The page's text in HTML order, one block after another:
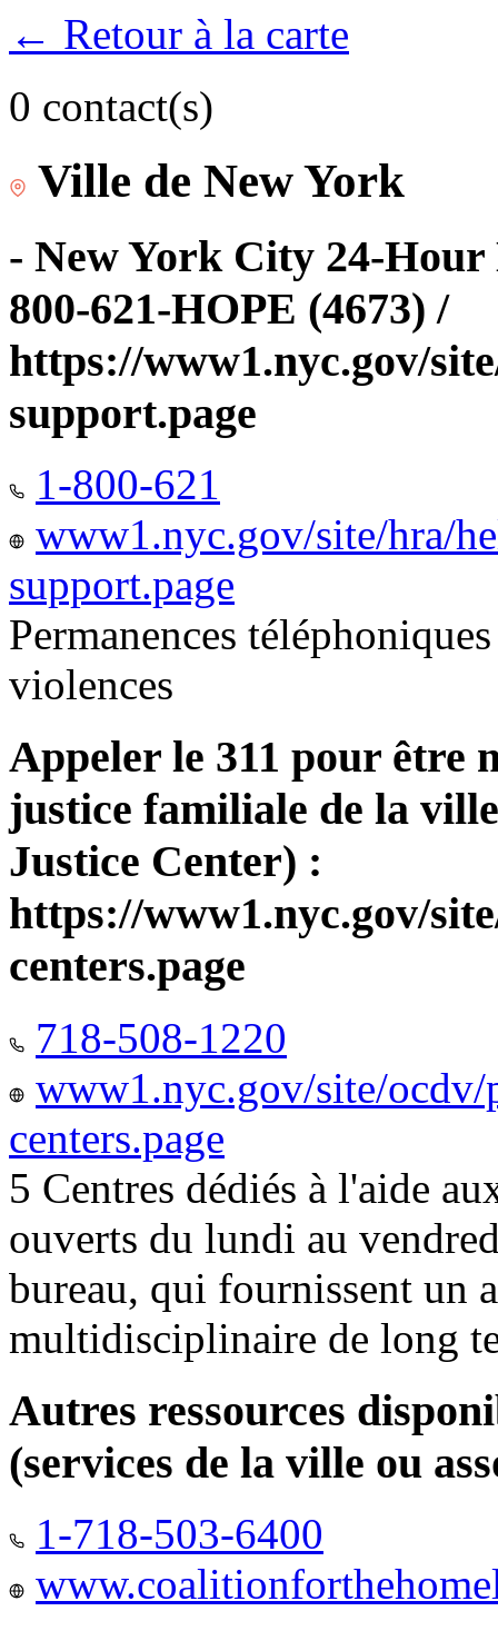
← Retour à la carte
0 contact(s)
Ville de New York
- New York City 24-
800-621-HOPE (4673) /
https://www1.nyc.gov/
support.page
1-800-621
www1.nyc.gov/site/hra/
support.page
Permanences
violences
Appeler le 311 pour être
justice familiale de la
Justice Center) :
https://www1.nyc.gov/
centers.page
718-508-1220
www1.nyc.gov/site/
centers.page
5 Centres dédiés à l'aide
ouverts du lundi au
bureau, qui fournissent un
multidisciplinaire de long
Autres ressources
(services de la ville ou
1-718-503-6400